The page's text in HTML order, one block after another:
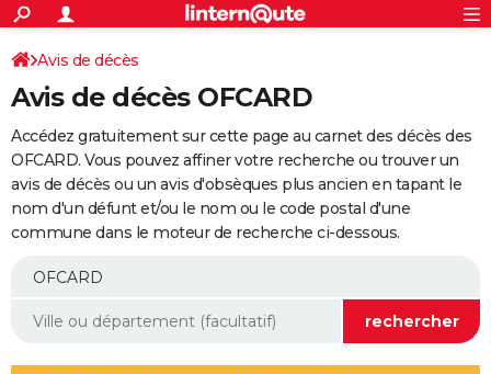
ACTUALITÉS
Politique
Société
Faits Divers
Education
Monde
Villes
+
SPORT
Coupe du monde 2026
Football
Tennis
Cyclisme
Rugby
Forum
Programme TV
TNT
Streaming
Cinéma
Sorties cinéma
Musique
+
FINANCE
Retraite
Epargne
Immobilier
Risques naturels par ville
Banque
Assurance
AUTO
Essais
Réserver un essai
Citadines
Berlines
SUV
Forum auto
+
Mobiles
Meilleur smartphone
Internet
Ordinateurs
Jeux vidéo
Guide high-tech
Aménagement intérieur
Avis de décès
Avis de décès OFCARD
Accédez gratuitement sur cette page au carnet des décès des
OFCARD. Vous pouvez affiner votre recherche ou trouver un
avis de décès ou un avis d'obsèques plus ancien en tapant le
nom d'un défunt et/ou le nom ou le code postal d'une
commune dans le moteur de recherche ci-dessous.